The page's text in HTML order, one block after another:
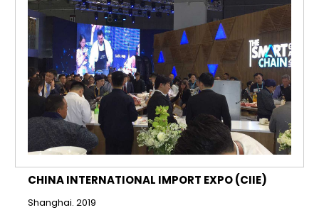
CHINA INTERNATIONAL IMPORT EXPO (CIIE)
Shanghai. 2019